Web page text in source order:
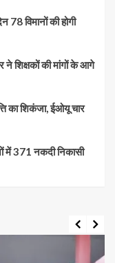
78 विमानों की होगी
ने शिक्षकों की मांगों के आगे
का शिकंजा, ईओयू चार
में 371 नकदी निकासी